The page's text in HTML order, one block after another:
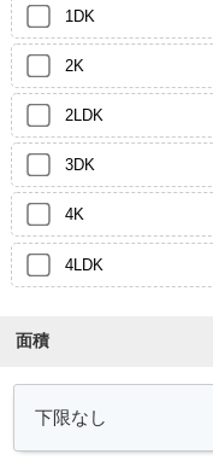
1DK
2K
2LDK
3DK
4K
4LDK
面積